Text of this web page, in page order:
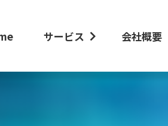
サービス 会社概要